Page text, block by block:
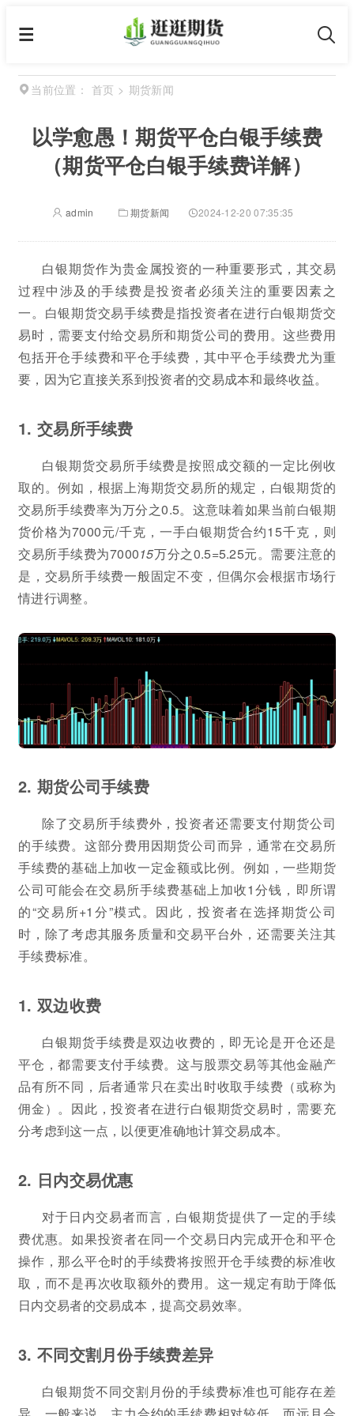
当前位置： 首页 > 期货新闻
以学愈愚！期货平仓白银手续费
（期货平仓白银手续费详解）
admin 期货新闻 2024-12-20 07:35:35
白银期货作为贵金属投资的一种重要形式，其交易
过程中涉及的手续费是投资者必须关注的重要因素之
一。白银期货交易手续费是指投资者在进行白银期货交
易时，需要支付给交易所和期货公司的费用。这些费用
包括开仓手续费和平仓手续费，其中平仓手续费尤为重
要，因为它直接关系到投资者的交易成本和最终收益。
1. 交易所手续费
白银期货交易所手续费是按照成交额的一定比例收
取的。例如，根据上海期货交易所的规定，白银期货的
交易所手续费率为万分之0.5。这意味着如果当前白银期
货价格为7000元/千克，一手白银期货合约15千克，则
交易所手续费为700015万分之0.5=5.25元。需要注意的
是，交易所手续费一般固定不变，但偶尔会根据市场行
情进行调整。
2. 期货公司手续费
除了交易所手续费外，投资者还需要支付期货公司
的手续费。这部分费用因期货公司而异，通常在交易所
手续费的基础上加收一定金额或比例。例如，一些期货
公司可能会在交易所手续费基础上加收1分钱，即所谓
的“交易所+1分”模式。因此，投资者在选择期货公司
时，除了考虑其服务质量和交易平台外，还需要关注其
手续费标准。
1. 双边收费
白银期货手续费是双边收费的，即无论是开仓还是
平仓，都需要支付手续费。这与股票交易等其他金融产
品有所不同，后者通常只在卖出时收取手续费（或称为
佣金）。因此，投资者在进行白银期货交易时，需要充
分考虑到这一点，以便更准确地计算交易成本。
2. 日内交易优惠
对于日内交易者而言，白银期货提供了一定的手续
费优惠。如果投资者在同一个交易日内完成开仓和平仓
操作，那么平仓时的手续费将按照开仓手续费的标准收
取，而不是再次收取额外的费用。这一规定有助于降低
日内交易者的交易成本，提高交易效率。
3. 不同交割月份手续费差异
白银期货不同交割月份的手续费标准也可能存在差